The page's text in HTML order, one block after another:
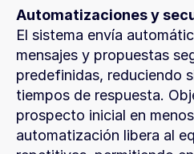
Automatizaciones y
El sistema envía
mensajes y propuestas
predefinidas, reduciendo
tiempos de respuesta.
prospecto inicial en
automatización libera al